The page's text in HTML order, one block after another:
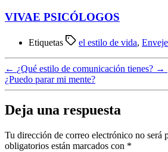
VIVAE PSICÓLOGOS
Etiquetas el estilo de vida,
← ¿Qué estilo de comunicación tienes? →
¿Puedo parar mi mente?
Deja una respuesta
Tu dirección de correo electrónico no será
obligatorios están marcados con *